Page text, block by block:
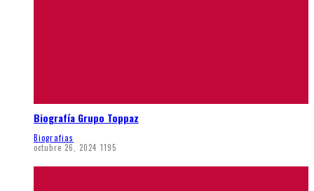
Biografía Grupo Toppaz
Biografias
octubre 26, 2024 1195